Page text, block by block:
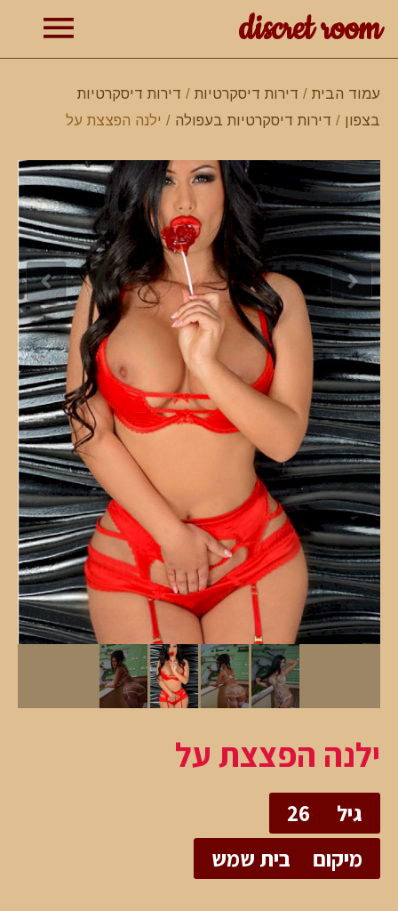
discret room
עמוד הבית / דירות דיסקרטיות / דירות דיסקרטיות
בצפון / דירות דיסקרטיות בעפולה / ילנה הפצצת על
ילנה הפצצת על
גיל
26
מיקום
בית שמש